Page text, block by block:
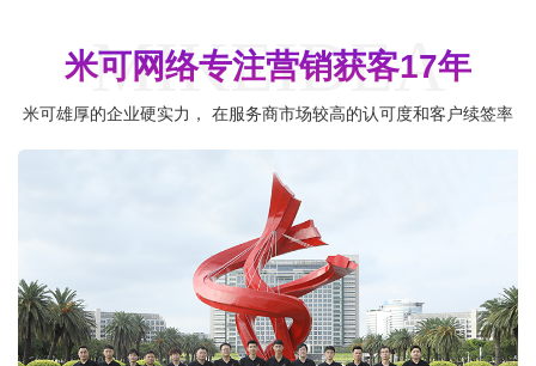
米可网络专注营销获客17年
MIKEIDEA
米可雄厚的企业硬实力， 在服务商市场较高的认可度和客户续签率